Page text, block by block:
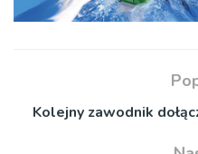
Kolejny zawodnik